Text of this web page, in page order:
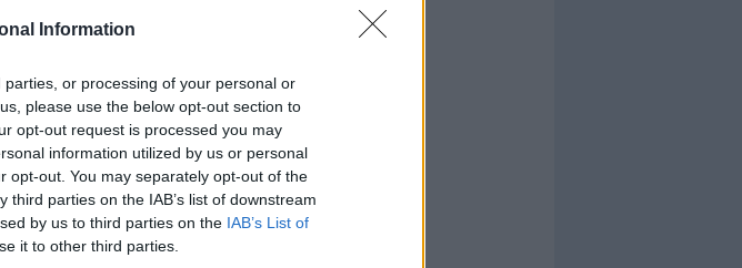
Information
or processing of your personal or
please use the below opt-out section to
opt-out request is processed you may
information utilized by us or personal
opt-out. You may separately opt-out of the
parties on the IAB’s list of downstream
by us to third parties on the IAB’s List of
it to other third parties.